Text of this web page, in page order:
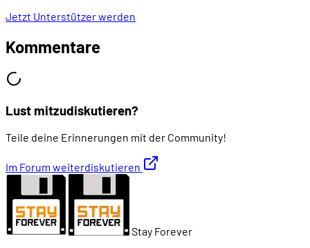
Jetzt Unterstützer werden
Kommentare
Lust mitzudiskutieren?
Teile deine Erinnerungen mit der Community!
Im Forum weiterdiskutieren
Stay Forever